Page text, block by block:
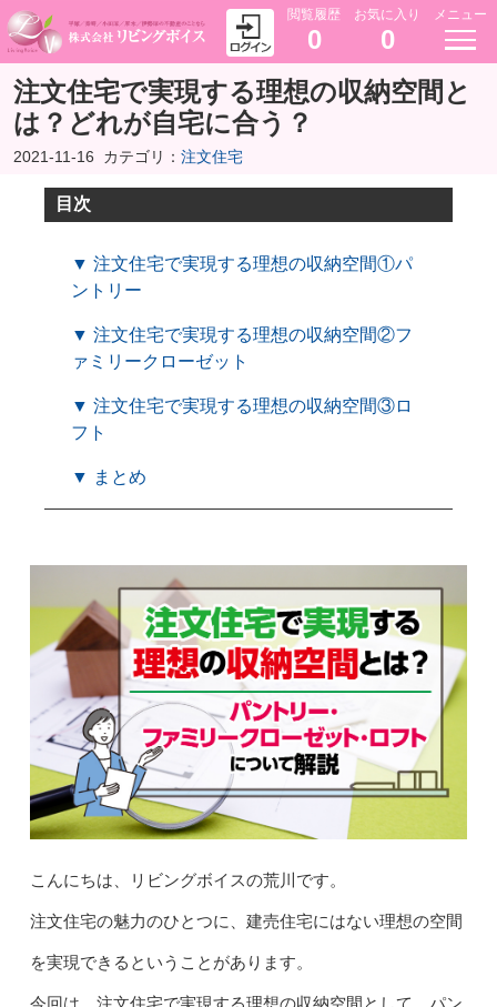
閲覧履歴
0
お気に入り
0
メニュー
注文住宅で実現する理想の収納空間と
は？どれが自宅に合う？
2021-11-16 カテゴリ： 注文住宅
目次
▼ 注文住宅で実現する理想の収納空間①パ
ントリー
▼ 注文住宅で実現する理想の収納空間②フ
ァミリークローゼット
▼ 注文住宅で実現する理想の収納空間③ロ
フト
▼ まとめ
こんにちは、リビングボイスの荒川です。
注文住宅の魅力のひとつに、建売住宅にはない理想の空間
を実現できるということがあります。